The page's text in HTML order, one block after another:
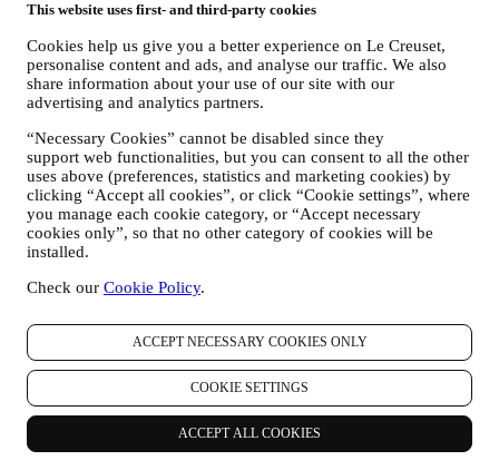
This website uses first- and third-party cookies
Cookies help us give you a better experience on Le Creuset,
personalise content and ads, and analyse our traffic. We also
share information about your use of our site with our
advertising and analytics partners.
“Necessary Cookies” cannot be disabled since they
support web functionalities, but you can consent to all the other
uses above (preferences, statistics and marketing cookies) by
clicking “Accept all cookies”, or click “Cookie settings”, where
you manage each cookie category, or “Accept necessary
cookies only”, so that no other category of cookies will be
installed.
Check our Cookie Policy.
ACCEPT NECESSARY COOKIES ONLY
COOKIE SETTINGS
ACCEPT ALL COOKIES
Możemy przetwarzać niektóre dane dotyczące użytkownika,
aby wypełnić nasze obowiązki prawne i inne obowiązki
wynikające z poleceń otrzymanych od władz.
W CELU UTWORZENIA KONTA LE CREUSET
Będziemy wykorzystywać dane osobowe użytkownika do
serii korzyści udostępnianych zarejestrowanym
użytkownikom w celu świadczenia im lepszych usług, np.
szybszej realizacji transakcji, zapisywania wielu adresów
dostawy, przeglądania i śledzenia zamówień. Tego rodzaju
przetwarzanie jest oparte na świadczeniu tej usługi na
podstawie umowy.
W CELU REALIZACJI ZAMÓWIEŃ I DOSTAWY
PRODUKTÓW, ŚWIADCZENIA USŁUG I
UDZIELANIA POMOCY UŻYTKOWNIKOWI
Będziemy wykorzystywać dane użytkownika do zarządzania
stosunkiem umownym, zakupem produktów w Witrynie
internetowej, sposobem korzystania z Witryny internetowej,
udzielania ewentualnej pomocy posprzedażowej albo
umożliwienia udziału użytkownika w konkursach. Możemy
być zmuszeni przetwarzać niektóre dane użytkownika do
celów administracyjnych związanych ze stosunkiem